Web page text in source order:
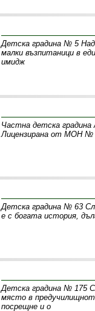
Детска градина № 5
малки възпитаници в
имидж
Частна детска
Лицензирана от МОН №
Детска градина № 63
е с богата история,
Детска градина № 175
място в
посрещне и о